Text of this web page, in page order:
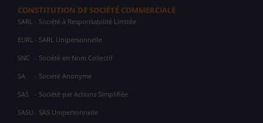
CONSTITUTION DE SOCIÉTÉ COMMERCIALE
SARL - Société à Responsabilité Limitée
EURL - SARL Unipersonnelle
SNC - Société en Nom Collectif
SA - Société Anonyme
SAS - Société par Actions Simplifiée
SASU - SAS Unipersonnelle